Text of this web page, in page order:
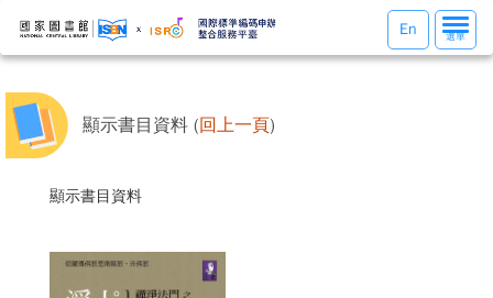
選
單
選單
En
顯示書目資料 (回上一頁)
顯示書目資料